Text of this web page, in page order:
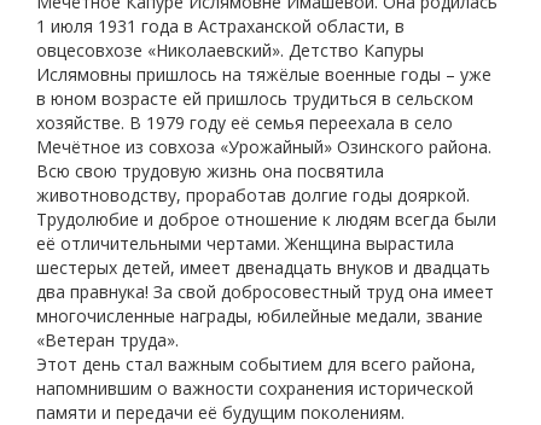
1 июля 1931 года в Астраханской области, в
овцесовхозе «Николаевский». Детство Капуры
Ислямовны пришлось на тяжёлые военные годы – уже
в юном возрасте ей пришлось трудиться в сельском
хозяйстве. В 1979 году её семья переехала в село
Мечётное из совхоза «Урожайный» Озинского района.
Всю свою трудовую жизнь она посвятила
животноводству, проработав долгие годы дояркой.
Трудолюбие и доброе отношение к людям всегда были
её отличительными чертами. Женщина вырастила
шестерых детей, имеет двенадцать внуков и двадцать
два правнука! За свой добросовестный труд она имеет
многочисленные награды, юбилейные медали, звание
«Ветеран труда».
Этот день стал важным событием для всего района,
напомнившим о важности сохранения исторической
памяти и передачи её будущим поколениям.